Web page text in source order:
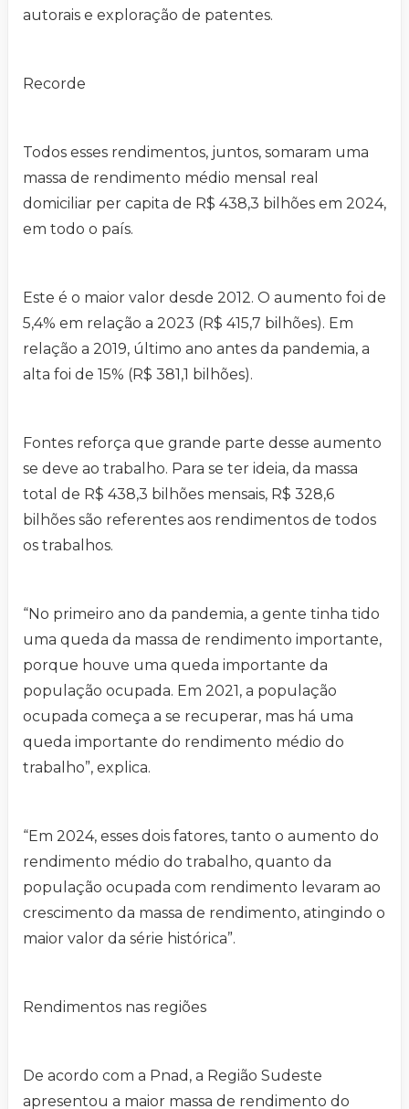
autorais e exploração de patentes.
Recorde
Todos esses rendimentos, juntos, somaram uma
massa de rendimento médio mensal real
domiciliar per capita de R$ 438,3 bilhões em 2024,
em todo o país.
Este é o maior valor desde 2012. O aumento foi de
5,4% em relação a 2023 (R$ 415,7 bilhões). Em
relação a 2019, último ano antes da pandemia, a
alta foi de 15% (R$ 381,1 bilhões).
Fontes reforça que grande parte desse aumento
se deve ao trabalho. Para se ter ideia, da massa
total de R$ 438,3 bilhões mensais, R$ 328,6
bilhões são referentes aos rendimentos de todos
os trabalhos.
“No primeiro ano da pandemia, a gente tinha tido
uma queda da massa de rendimento importante,
porque houve uma queda importante da
população ocupada. Em 2021, a população
ocupada começa a se recuperar, mas há uma
queda importante do rendimento médio do
trabalho”, explica.
“Em 2024, esses dois fatores, tanto o aumento do
rendimento médio do trabalho, quanto da
população ocupada com rendimento levaram ao
crescimento da massa de rendimento, atingindo o
maior valor da série histórica”.
Rendimentos nas regiões
De acordo com a Pnad, a Região Sudeste
apresentou a maior massa de rendimento do